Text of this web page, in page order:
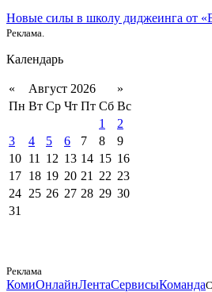
Новые силы в школу диджеинга от
Реклама.
Календарь
« Август 2026
»
Пн Вт Ср Чт Пт Сб Вс
1
2
3
4 5 6 7 8
9
10 11 12 13 14 15 16
17 18 19 20 21 22 23
24 25 26 27 28 29 30
31
Реклама
КомиОнлайнЛентаСервисыКоманда